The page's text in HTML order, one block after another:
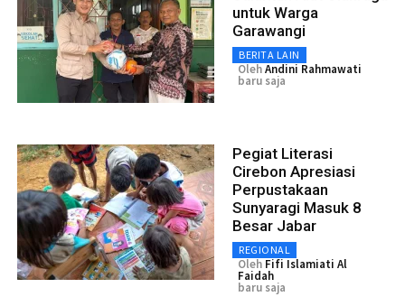
untuk Warga
Garawangi
BERITA LAIN
OlehAndini Rahmawati
baru saja
Pegiat Literasi
Cirebon Apresiasi
Perpustakaan
Sunyaragi Masuk 8
Besar Jabar
REGIONAL
Oleh Fifi Islamiati Al
Faidah
baru saja